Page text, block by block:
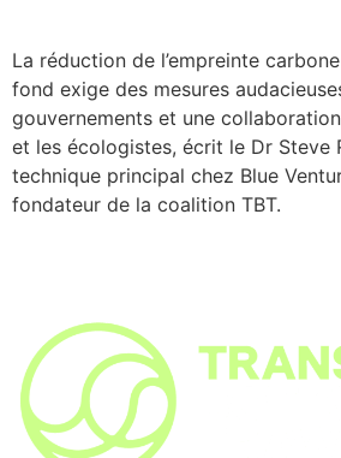
La réduction de l’empreinte
fond exige des mesures
gouvernements et une
et les écologistes, écrit le Dr Steve
technique principal chez Blue
fondateur de la coalition TBT.